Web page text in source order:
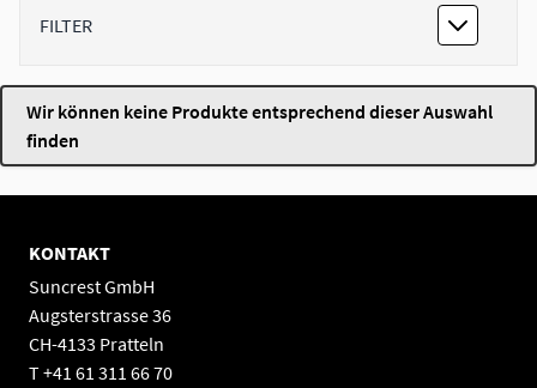
FILTER
Wir können keine Produkte entsprechend dieser Auswahl
finden
KONTAKT
Suncrest GmbH
Augsterstrasse 36
CH-4133 Pratteln
T +41 61 311 66 70